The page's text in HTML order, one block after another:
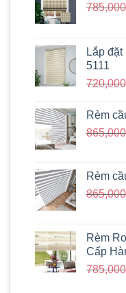
785,000
Lắp
5111
720,000
Rèm
865,000
Rèm
865,000
Rèm
Cấp
785,000